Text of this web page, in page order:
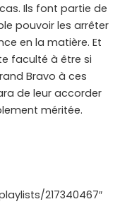
Ils font partie de
pouvoir les arrêter
en la matière. Et
faculté à être si
Bravo à ces
de leur accorder
méritée.
217340467″